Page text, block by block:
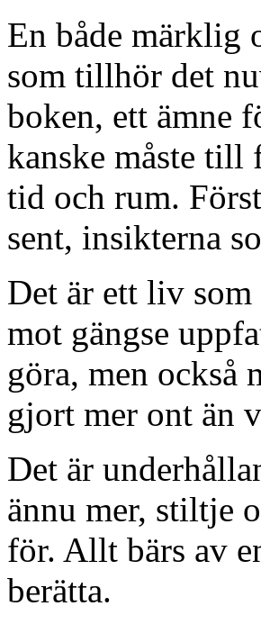
En både märklig
som tillhör det
boken, ett ämne
kanske måste till
tid och rum.
sent, insikterna
Det är ett liv
mot gängse
göra, men också
gjort mer ont än
Det är
ännu mer, stiltje
för. Allt bärs av
berätta.